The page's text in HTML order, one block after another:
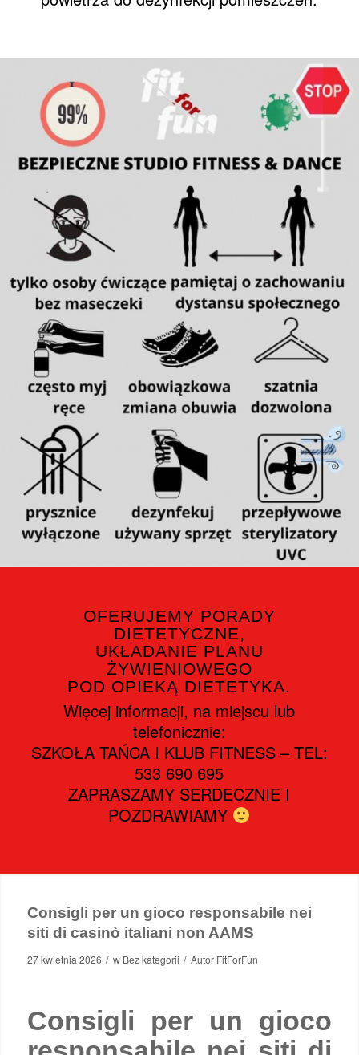
OFERUJEMY PORADY
DIETETYCZNE,
UKŁADANIE PLANU
ŻYWIENIOWEGO
POD OPIEKĄ DIETETYKA.
Więcej informacji, na miejscu lub
telefonicznie:
SZKOŁA TAŃCA I KLUB FITNESS – TEL:
533 690 695
ZAPRASZAMY SERDECZNIE I
POZDRAWIAMY
Consigli per un gioco responsabile nei
siti di casinò italiani non AAMS
27 kwietnia 2026 / w Bez kategorii / Autor FitForFun
Consigli per un gioco